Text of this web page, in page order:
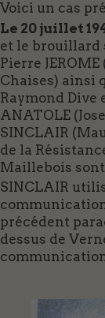
Voici un cas
Le 20 juillet
et le brouillard
Pierre
Chaises) ainsi
Raymond Dive
ANATOLE
SINCLAIR
de la
Maillebois
SINCLAIR
précédent
dessus de